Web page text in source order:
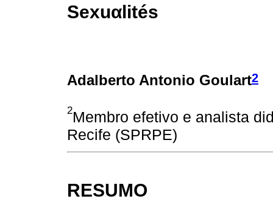
Sexuαlités
Adalberto Antonio Goulart2
2Membro efetivo e analista
Recife (SPRPE)
RESUMO